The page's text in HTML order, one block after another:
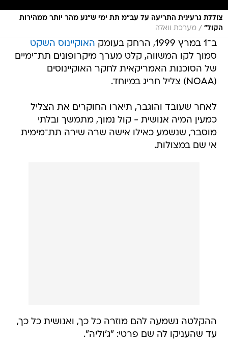
צוללת גרעינית התריעה על עב"מ תת ימי ש"נע מהר יותר ממהירות
הקול" / מערכת וואלה
ב־1 במרץ 1999, הרחק בעומק
האוקיינוס השקט
סמוך לקו המשווה, קלט מערך מיקרופונים תת־ימיים
של הסוכנות האמריקאית לחקר האוקיינוסים
(NOAA) צליל חריג במיוחד.
לאחר שעובד והוגבר, תיארו החוקרים את הצליל
כמעין המיה אנושית - קול נמוך, מתמשך ובלתי
מוסבר, שנשמע כאילו אישה שרה שירה תת־מימית
אי שם במצולות.
ההקלטה נשמעה להם מוזרה כל כך, ואנושית כל כך,
עד שהעניקו לה שם פרטי: "ג'וליה".